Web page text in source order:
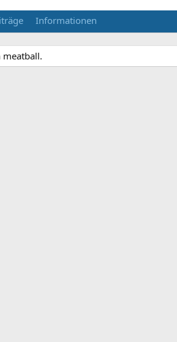
Informationen
meatball.